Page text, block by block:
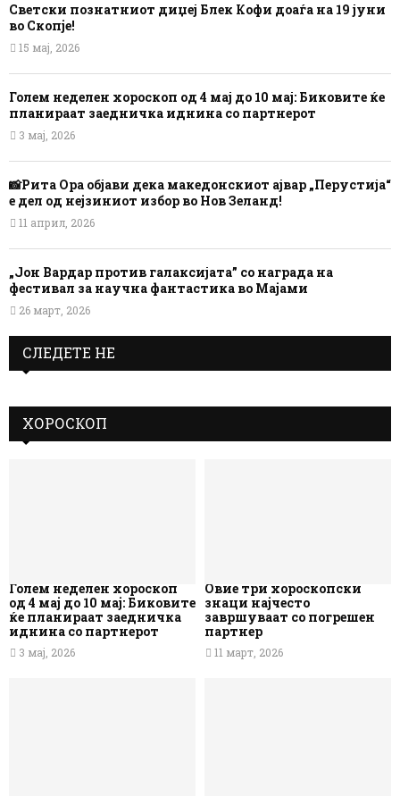
Светски познатниот диџеј Блек Кофи доаѓа на 19 јуни
во Скопје!
15 мај, 2026
Голем неделен хороскоп од 4 мај до 10 мај: Биковите ќе
планираат заедничка иднина со партнерот
3 мај, 2026
📸Рита Ора објави дека македонскиот ајвар „Перустија“
е дел од нејзиниот избор во Нов Зеланд!
11 април, 2026
„Јон Вардар против галаксијата” со награда на
фестивал за научна фантастика во Мајами
26 март, 2026
СЛЕДЕТЕ НЕ
ХОРОСКОП
Голем неделен хороскоп
од 4 мај до 10 мај: Биковите
ќе планираат заедничка
иднина со партнерот
3 мај, 2026
Овие три хороскопски
знаци најчесто
завршуваат со погрешен
партнер
11 март, 2026